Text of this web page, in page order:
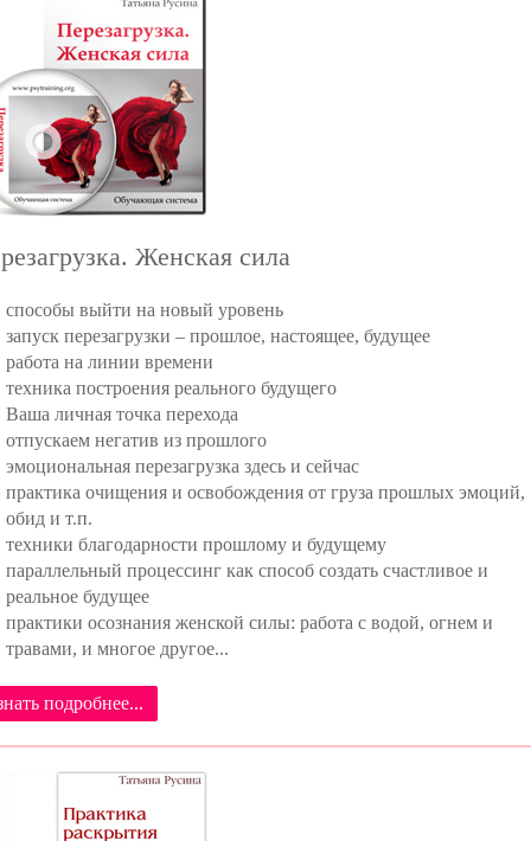
Женская сила
способы выйти на новый уровень
запуск перезагрузки – прошлое, настоящее, будущее
работа на линии времени
техника построения реального будущего
Ваша личная точка перехода
отпускаем негатив из прошлого
эмоциональная перезагрузка здесь и сейчас
практика очищения и освобождения от груза прошлых эмоций,
обид и т.п.
техники благодарности прошлому и будущему
параллельный процессинг как способ создать счастливое и
реальное будущее
практики осознания женской силы: работа с водой, огнем и
травами, и многое другое...
подробнее...